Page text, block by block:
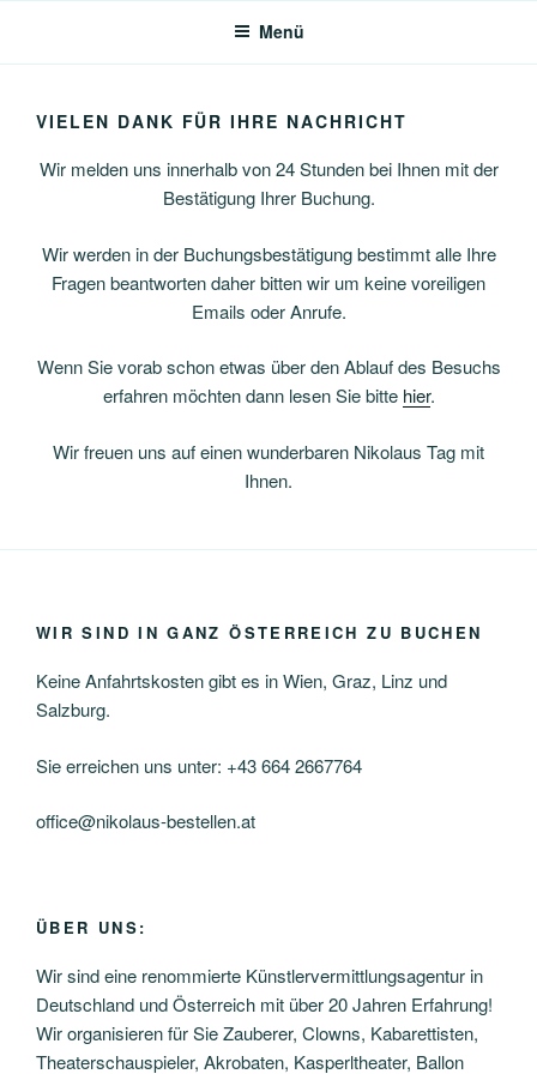
springen
Menü
VIELEN DANK FÜR IHRE NACHRICHT
Wir melden uns innerhalb von 24 Stunden bei Ihnen mit der
Bestätigung Ihrer Buchung.
Wir werden in der Buchungsbestätigung bestimmt alle Ihre
Fragen beantworten daher bitten wir um keine voreiligen
Emails oder Anrufe.
Wenn Sie vorab schon etwas über den Ablauf des Besuchs
erfahren möchten dann lesen Sie bitte hier.
Wir freuen uns auf einen wunderbaren Nikolaus Tag mit
Ihnen.
WIR SIND IN GANZ ÖSTERREICH ZU BUCHEN
Keine Anfahrtskosten gibt es in Wien, Graz, Linz und
Salzburg.
Sie erreichen uns unter: +43 664 2667764
office@nikolaus-bestellen.at
ÜBER UNS:
Wir sind eine renommierte Künstlervermittlungsagentur in
Deutschland und Österreich mit über 20 Jahren Erfahrung!
Wir organisieren für Sie Zauberer, Clowns, Kabarettisten,
Theaterschauspieler, Akrobaten, Kasperltheater, Ballon